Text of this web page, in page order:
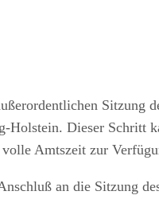
Sitzung
Dieser Schritt
Amtszeit zur
an die Sitzung